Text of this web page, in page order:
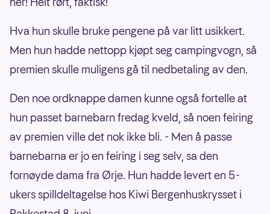
Hva hun skulle bruke pengene på var litt usikkert.
Men hun hadde nettopp kjøpt seg campingvogn, så
premien skulle muligens gå til nedbetaling av den.
Den noe ordknappe damen kunne også fortelle at
hun passet barnebarn fredag kveld, så noen feiring
av premien ville det nok ikke bli. - Men å passe
barnebarna er jo en feiring i seg selv, sa den
fornøyde dama fra Ørje. Hun hadde levert en 5-
ukers spilldeltagelse hos Kiwi Bergenhuskrysset i